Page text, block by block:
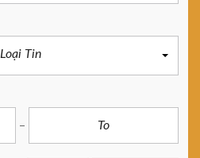
Loại Tin